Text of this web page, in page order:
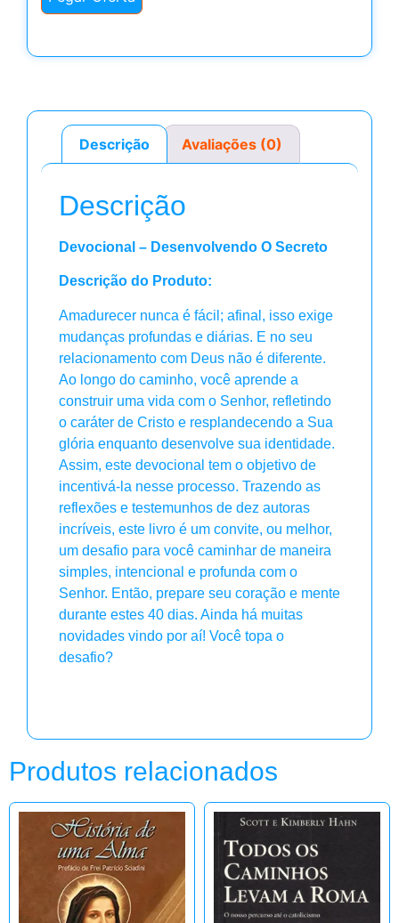
Descrição Avaliações (0)
Descrição
Devocional – Desenvolvendo O Secreto
Descrição do Produto:
Amadurecer nunca é fácil; afinal, isso exige
mudanças profundas e diárias. E no seu
relacionamento com Deus não é diferente.
Ao longo do caminho, você aprende a
construir uma vida com o Senhor, refletindo
o caráter de Cristo e resplandecendo a Sua
glória enquanto desenvolve sua identidade.
Assim, este devocional tem o objetivo de
incentivá-la nesse processo. Trazendo as
reflexões e testemunhos de dez autoras
incríveis, este livro é um convite, ou melhor,
um desafio para você caminhar de maneira
simples, intencional e profunda com o
Senhor. Então, prepare seu coração e mente
durante estes 40 dias. Ainda há muitas
novidades vindo por aí! Você topa o
desafio?
Produtos relacionados